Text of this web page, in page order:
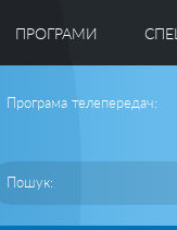
ПРОГРАМИ
Програма телепередач: